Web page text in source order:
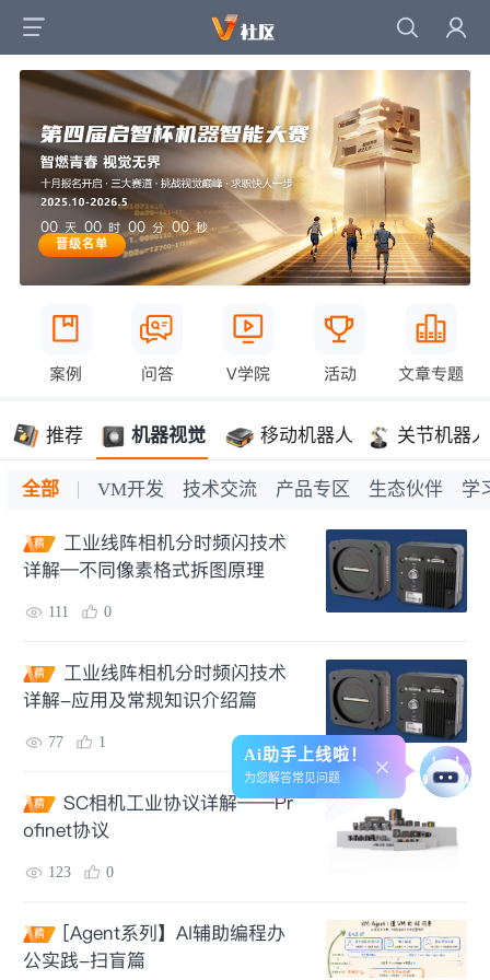
Ai助手上线啦！
为您解答常见问题
晋级名单
00 天 00 时 00 分 00 秒
案例 问答 V学院 活动 文章专题
推荐 机器视觉 移动机器人 关节机器人
全部 VM开发 技术交流 产品专区 生态伙伴 学
精
工业线阵相机分时频闪技术
详解—不同像素格式拆图原理
111 0
精
工业线阵相机分时频闪技术
详解-应用及常规知识介绍篇
77 1
精
SC相机工业协议详解——Pr
ofinet协议
123 0
精
[Agent系列】AI辅助编程办
公实践-扫盲篇